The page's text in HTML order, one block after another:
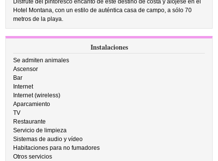
Disfrute del pintoresco encanto de este destino de costa y alójese en el
Hotel Montana, con un estilo de auténtica casa de campo, a sólo 70
metros de la playa.
Instalaciones
Se admiten animales
Ascensor
Bar
Internet
Internet (wireless)
Aparcamiento
TV
Restaurante
Servicio de limpieza
Sistemas de audio y vídeo
Habitaciones para no fumadores
Otros servicios